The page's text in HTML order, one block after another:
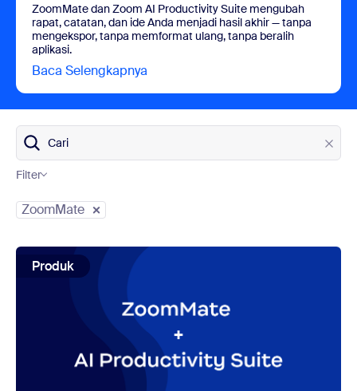
ZoomMate dan Zoom AI Productivity Suite mengubah
rapat, catatan, dan ide Anda menjadi hasil akhir — tanpa
mengekspor, tanpa memformat ulang, tanpa beralih
aplikasi.
Baca Selengkapnya
Cari
Filter
ZoomMate
view: Ubah rapat apa pun menjadi pekerjaan yang
Produk